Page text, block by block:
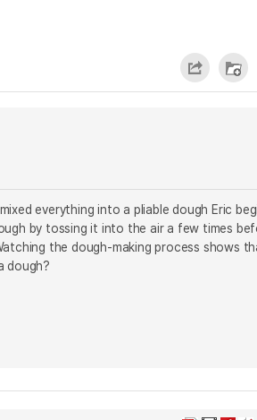
everything into a pliable dough Eric
by tossing it into the air a few times
the dough-making process shows
dough?